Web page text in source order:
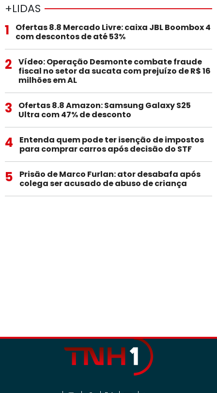
+LIDAS
1
Ofertas 8.8 Mercado Livre: caixa JBL Boombox 4
com descontos de até 53%
2
Vídeo: Operação Desmonte combate fraude
fiscal no setor da sucata com prejuízo de R$ 16
milhões em AL
3
Ofertas 8.8 Amazon: Samsung Galaxy S25
Ultra com 47% de desconto
4
Entenda quem pode ter isenção de impostos
para comprar carros após decisão do STF
5
Prisão de Marco Furlan: ator desabafa após
colega ser acusado de abuso de criança